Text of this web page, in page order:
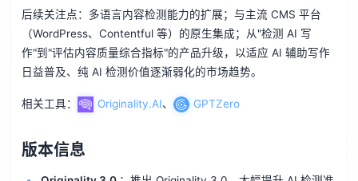
后续关注点：多语言内容检测能力的扩展；与主流 CMS 平台
（WordPress、Contentful 等）的原生集成；从"检测 AI 写
作"到"评估内容质量综合指标"的产品升级，以适应 AI 辅助写作
日益普及、纯 AI 检测价值逐渐弱化的市场趋势。
相关工具： Originality.AI、 GPTZero
版本信息